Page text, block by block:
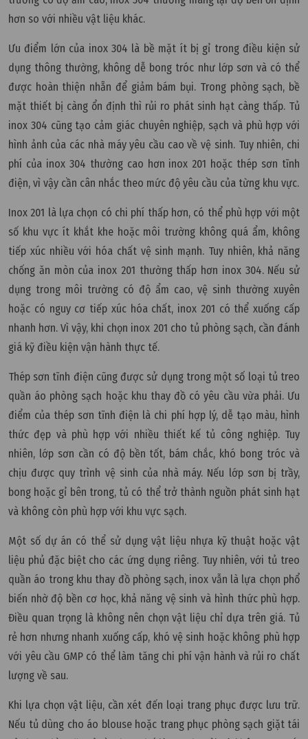
hơn so với nhiều vật liệu khác.
Ưu điểm lớn của inox 304 là bề mặt ít bị gỉ trong điều kiện sử
dụng thông thường, không dễ bong tróc như lớp sơn và có thể
được hoàn thiện nhẵn để giảm bám bụi. Trong phòng sạch, bề
mặt thiết bị càng ổn định thì rủi ro phát sinh hạt càng thấp. Tủ
inox 304 cũng tạo cảm giác chuyên nghiệp, sạch và phù hợp với
hình ảnh của các nhà máy yêu cầu cao về vệ sinh. Tuy nhiên, chi
phí của inox 304 thường cao hơn inox 201 hoặc thép sơn tĩnh
điện, vì vậy cần cân nhắc theo mức độ yêu cầu của từng khu vực.
Inox 201 là lựa chọn có chi phí thấp hơn, có thể phù hợp với một
số khu vực ít khắt khe hoặc môi trường không quá ẩm, không
tiếp xúc nhiều với hóa chất vệ sinh mạnh. Tuy nhiên, khả năng
chống ăn mòn của inox 201 thường thấp hơn inox 304. Nếu sử
dụng trong môi trường có độ ẩm cao, vệ sinh thường xuyên
hoặc có nguy cơ tiếp xúc hóa chất, inox 201 có thể xuống cấp
nhanh hơn. Vì vậy, khi chọn inox 201 cho tủ phòng sạch, cần đánh
giá kỹ điều kiện vận hành thực tế.
Thép sơn tĩnh điện cũng được sử dụng trong một số loại tủ treo
quần áo phòng sạch hoặc khu thay đồ có yêu cầu vừa phải. Ưu
điểm của thép sơn tĩnh điện là chi phí hợp lý, dễ tạo màu, hình
thức đẹp và phù hợp với nhiều thiết kế tủ công nghiệp. Tuy
nhiên, lớp sơn cần có độ bền tốt, bám chắc, khó bong tróc và
chịu được quy trình vệ sinh của nhà máy. Nếu lớp sơn bị trầy,
bong hoặc gỉ bên trong, tủ có thể trở thành nguồn phát sinh hạt
và không còn phù hợp với khu vực sạch.
Một số dự án có thể sử dụng vật liệu nhựa kỹ thuật hoặc vật
liệu phủ đặc biệt cho các ứng dụng riêng. Tuy nhiên, với tủ treo
quần áo trong khu thay đồ phòng sạch, inox vẫn là lựa chọn phổ
biến nhờ độ bền cơ học, khả năng vệ sinh và hình thức phù hợp.
Điều quan trọng là không nên chọn vật liệu chỉ dựa trên giá. Tủ
rẻ hơn nhưng nhanh xuống cấp, khó vệ sinh hoặc không phù hợp
với yêu cầu GMP có thể làm tăng chi phí vận hành và rủi ro chất
lượng về sau.
Khi lựa chọn vật liệu, cần xét đến loại trang phục được lưu trữ.
Nếu tủ dùng cho áo blouse hoặc trang phục phòng sạch giặt tái